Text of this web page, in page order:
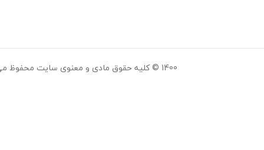
1400 © کلیه حقوق مادی و معنوی سایت محفوظ می باشد.